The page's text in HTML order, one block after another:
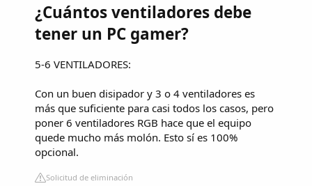
¿Cuántos ventiladores debe
tener un PC gamer?
5-6 VENTILADORES:
Con un buen disipador y 3 o 4 ventiladores es
más que suficiente para casi todos los casos, pero
poner 6 ventiladores RGB hace que el equipo
quede mucho más molón. Esto sí es 100%
opcional.
Solicitud de eliminación